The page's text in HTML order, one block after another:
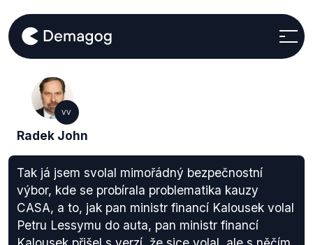
VV
Radek John
Tak já jsem svolal mimořádný bezpečnostní
výbor, kde se probírala problematika kauzy
CASA, a to, jak pan ministr financí Kalousek volal
Petru Lessymu do auta, pan ministr financí